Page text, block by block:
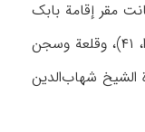
کانت مقر إقامة بابک
الخرمي (نفیسي، ن.م، ۲۰۴؛ مشکور، ن.ص)؛ و کذلک قلعة جوشن (جوشین) التي حفرت داخل صخرة واحدة و حفر في أعلاها حوض کبیر (هویدا، ۴۱)، وقلعة وسجن
الشیخ شهاب‌الدین